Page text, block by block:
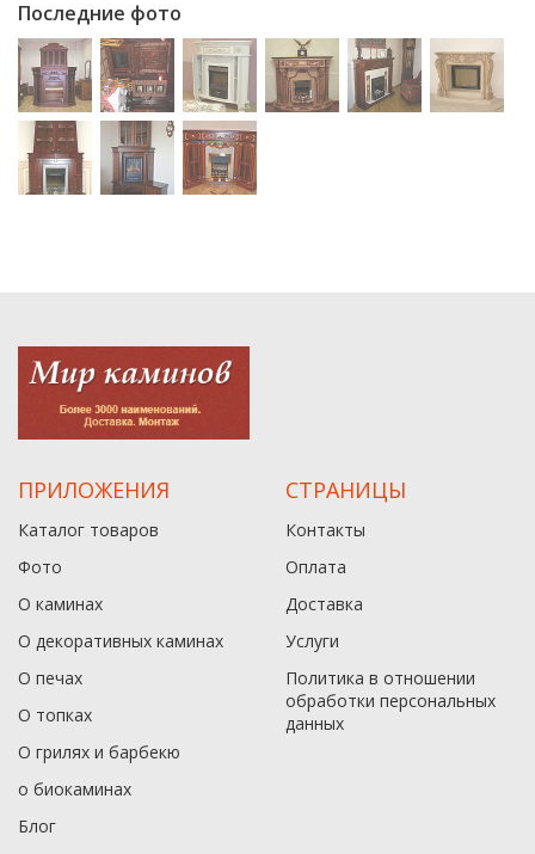
Последние фото
ПРИЛОЖЕНИЯ
Каталог товаров
Фото
О каминах
О декоративных каминах
О печах
О топках
О грилях и барбекю
о биокаминах
Блог
СТРАНИЦЫ
Контакты
Оплата
Доставка
Услуги
Политика в отношении
обработки персональных
данныx